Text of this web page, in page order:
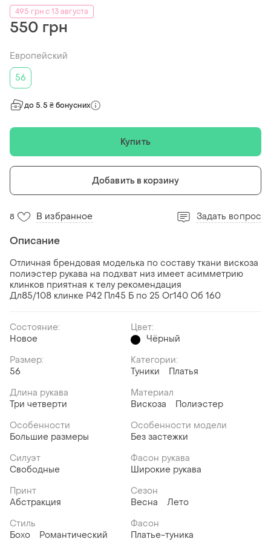
495 грн с 13 августа
550 грн
Европейский
56
до 5.5 ₴ бонусних
Купить
Добавить в корзину
8 В избранное Задать вопрос
Описание
Отличная брендовая моделька по составу ткани вискоза
полиэстер рукава на подхват низ имеет асимметрию
клинков приятная к телу рекомендация
Дл85/108 клинке Р42 Пл45 Б по 25 Ог140 Об 160
Состояние:
Новое
Цвет:
Чёрный
Размер:
56
Категории:
Туники
Платья
Длина рукава
Три четверти
Материал
Вискоза
Полиэстер
Особенности
Большие размеры
Особенности модели
Без застежки
Силуэт
Свободные
Фасон рукава
Широкие рукава
Принт
Абстракция
Сезон
Весна
Лето
Стиль
Бохо
Романтический
Фасон
Платье-туника